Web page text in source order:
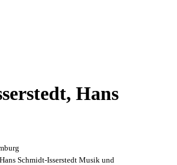
Hans
Schmidt-Isserstedt Musik und